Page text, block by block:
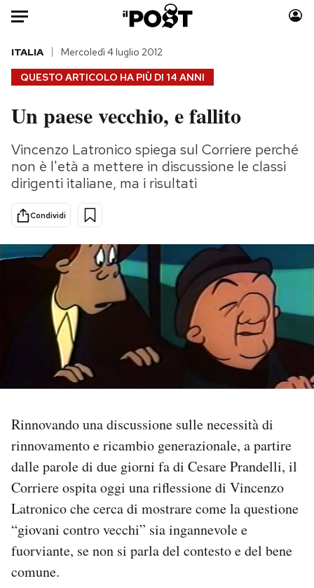
Auto
HOME
Italia
Politica
Tecnologia
Scienza
Economia
Sport
Moda
Consumismi
Storie/Idee
Altrecose
Mondiali calcio 2026
PODCAST
NEWSLETTER
SHOP
CALENDARIO
AREA PERSONALE
QUESTO ARTICOLO HA PIÙ DI 14 ANNI
ITALIA Mercoledì 4 luglio 2012
Un paese vecchio, e fallito
Vincenzo Latronico spiega sul Corriere perché
non è l'età a mettere in discussione le classi
dirigenti italiane, ma i risultati
Condividi
Rinnovando una discussione sulle necessità di
rinnovamento e ricambio generazionale, a partire
dalle parole di due giorni fa di Cesare Prandelli, il
Corriere ospita oggi una riflessione di Vincenzo
Latronico che cerca di mostrare come la questione
“giovani contro vecchi” sia ingannevole e
fuorviante, se non si parla del contesto e del bene
comune.